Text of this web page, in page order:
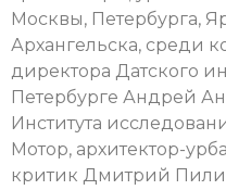
Москвы, Петербурга,
Архангельска, среди
директора Датского
Петербурге Андрей
Института
Мотор, архитектор-
критик Дмитрий